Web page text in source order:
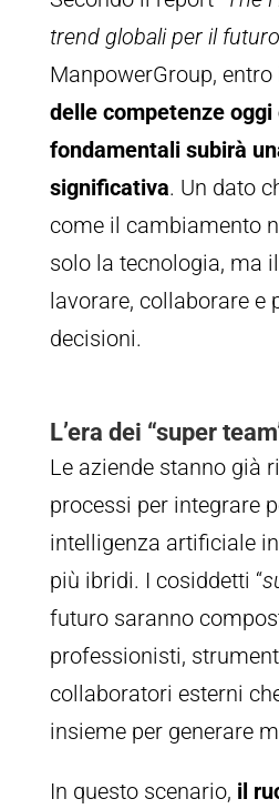
trend globali per il
ManpowerGroup, entro
delle competenze
fondamentali subirà
significativa. Un dato
come il cambiamento
solo la tecnologia, ma
lavorare, collaborare e
decisioni.
L’era dei “super
Le aziende stanno già
processi per integrare
intelligenza artificiale
più ibridi. I cosiddetti “
futuro saranno
professionisti,
collaboratori esterni
insieme per generare
In questo scenario, il